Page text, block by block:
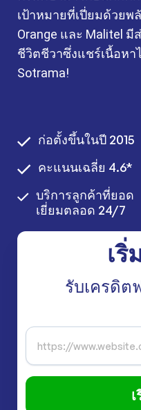
เป้าหมายที่เปี่ยมด้วยพ
Orange และ Malitel
ชีวิตชีวาซึ่งแชร์เนื้อหา
Sotrama!
ก่อตั้งขึ้นในปี 2015
คะแนนเฉลี่ย 4.6*
บริการลูกค้าที่ยอด
เยี่ยมตลอด 24/7
เ
รับเครดิต